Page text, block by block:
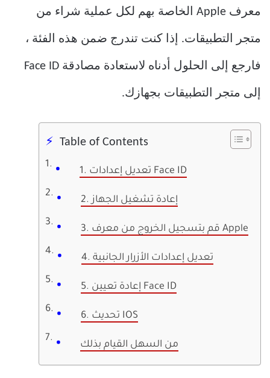
معرف Apple الخاصة بهم لكل عملية شراء من
متجر التطبيقات. إذا كنت تندرج ضمن هذه الفئة ،
فارجع إلى الحلول أدناه لاستعادة مصادقة Face ID
إلى متجر التطبيقات بجهازك.
Table of Contents
1. تعديل إعدادات Face ID
2. إعادة تشغيل الجهاز
3. قم بتسجيل الخروج من معرف Apple
4. تعديل إعدادات الأزرار الجانبية
5. إعادة تعيين Face ID
6. تحديث IOS
من السهل القيام بذلك